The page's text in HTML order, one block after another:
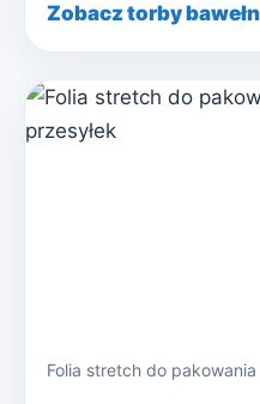
Zobacz torby
Folia stretch do pakowania